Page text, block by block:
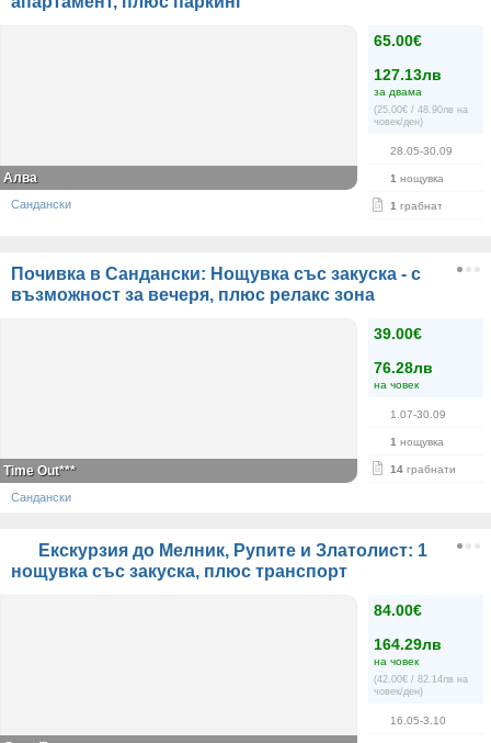
65.00€
127.13лв
за двама
(25.00€ / 48.90лв на
човек/ден)
28.05-30.09
1 нощувка
1 грабнат
Алва
Сандански
Почивка в Сандански: Нощувка със закуска - с
възможност за вечеря, плюс релакс зона
39.00€
76.28лв
на човек
1.07-30.09
1 нощувка
14 грабнати
Time Out***
Сандански
Екскурзия до Мелник, Рупите и Златолист: 1
нощувка със закускa, плюс транспорт
84.00€
164.29лв
на човек
(42.00€ / 82.14лв на
човек/ден)
16.05-3.10